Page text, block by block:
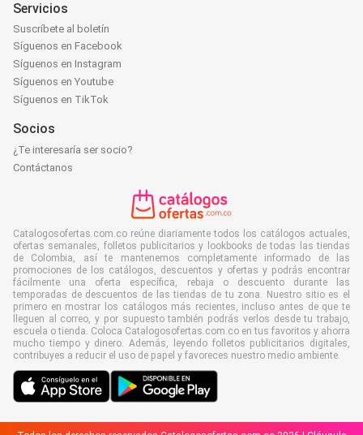
Servicios
Suscríbete al boletín
Síguenos en Facebook
Síguenos en Instagram
Síguenos en Youtube
Síguenos en TikTok
Socios
¿Te interesaría ser socio?
Contáctanos
Catalogosofertas.com.co reúne diariamente todos los catálogos actuales,
ofertas semanales, folletos publicitarios y lookbooks de todas las tiendas
de Colombia, así te mantenemos completamente informado de las
promociones de los catálogos, descuentos y ofertas y podrás encontrar
fácilmente una oferta específica, rebaja o descuento durante las
temporadas de descuentos de las tiendas de tu zona. Nuestro sitio es el
primero en mostrar los catálogos más recientes, incluso antes de que te
lleguen al correo, y por supuesto también podrás verlos desde tu trabajo,
escuela o tienda. Coloca Catalogosofertas.com.co en tus favoritos y ahorra
mucho tiempo y dinero. Además, leyendo folletos publicitarios digitales,
contribuyes a reducir el uso de papel y favoreces nuestro medio ambiente.